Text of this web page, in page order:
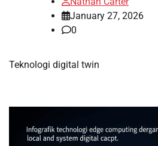
January 27, 2026
0
Teknologi digital twin